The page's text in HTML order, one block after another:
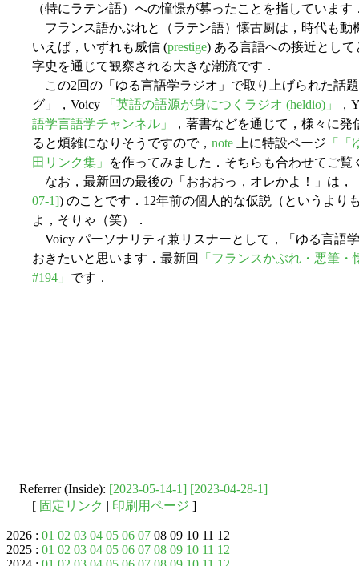
（特にラテン語）への憧憬が募ったことを指しています
フランス語かぶれと（ラテン語）懐古厨は，時代も動
いえば，いずれも威信 (prestige) ある言語への接近とし
字史を通じて観察される大きな潮流です．
この2回の「ゆる言語学ラジオ」で取り上げられた話
グ」，Voicy
「英語の語源が身につくラジオ (heldio)」
，
語学言語学チャンネル」
，著書などを通じて，様々に
ると煩雑になりそうですので， note 上に特設ページ 「
田リンク集」
を作ってみました．そちらも合わせてご覧
なお，最新回の最後の「おおおっ，オレかよ！」は，
07-1]) のことです．12年前の個人的な仮説（というより
よ，そりゃ（笑）．
Voicy パーソナリティ兼リスナーとして，「ゆる言語
おきたいと思います．最新回
「フランスかぶれ・悪筆
#194」 です．
Referrer (Inside): [2023-05-14-1] [2023-04-28-1]
[ 固定リンク | 印刷用ページ ]
2026 : 01 02 03 04 05 06 07 08 09 10 11 12
2025 : 01 02 03 04 05 06 07 08 09 10 11 12